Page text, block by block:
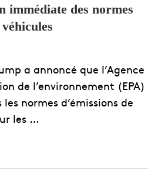
immédiate des normes
a annoncé que l’Agence
de l’environnement (EPA)
normes d’émissions de
les …